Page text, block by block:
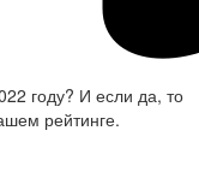
году? И если да, то
рейтинге.